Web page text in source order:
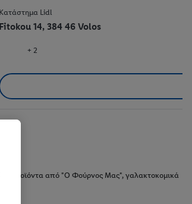
Κατάστημα Lidl
Fitokou 14, 384 46 Volos
+ 2
προϊόντα από "Ο Φούρνος Μας", γαλακτοκομικά